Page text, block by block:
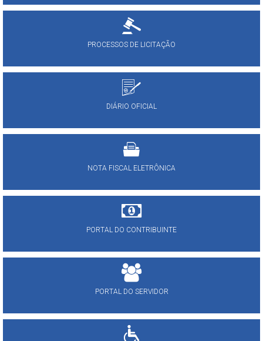
PROCESSOS DE LICITAÇÃO
DIÁRIO OFICIAL
NOTA FISCAL ELETRÔNICA
PORTAL DO CONTRIBUINTE
PORTAL DO SERVIDOR